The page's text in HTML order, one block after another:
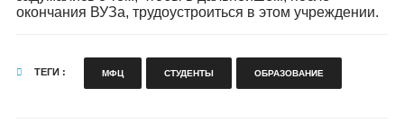
окончания ВУЗа, трудоустроиться в этом учреждении.
ТЕГИ : МФЦ СТУДЕНТЫ ОБРАЗОВАНИЕ